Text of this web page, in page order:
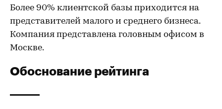
Более 90% клиентской базы приходится на
представителей малого и среднего бизнеса.
Компания представлена головным офисом в
Москве.
Обоснование рейтинга